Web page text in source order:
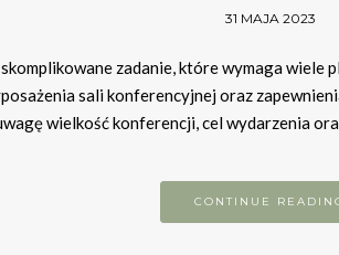
31 MAJA 2023
zadanie, które wymaga wiele
sali konferencyjnej oraz
wielkość konferencji, cel wydarzenia
CONTINUE